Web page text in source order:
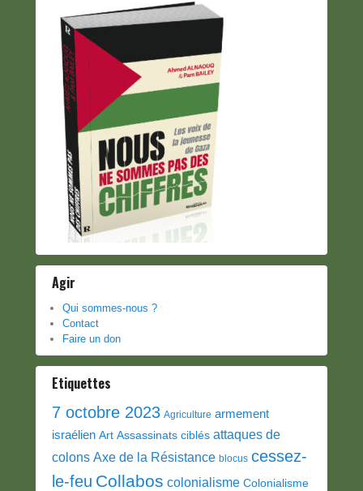
Agir
Qui sommes-nous ?
Contact
Faire un don
Etiquettes
7 octobre 2023 Agriculture armement
israélien Art Assassinats ciblés attaques de
colons Axe de la Résistance blocus cessez-
le-feu Collabos colonialisme Colonialisme